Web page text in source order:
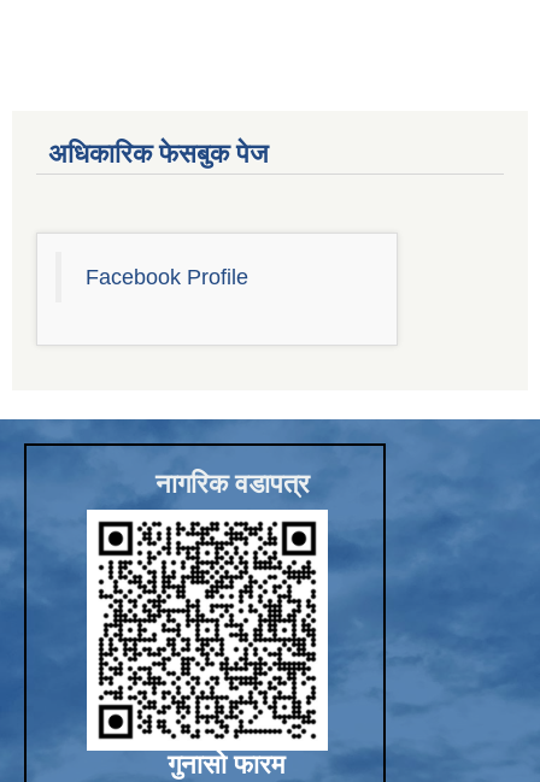
अधिकारिक फेसबुक पेज
Facebook Profile
नागरिक वडापत्र
गुनासो फारम